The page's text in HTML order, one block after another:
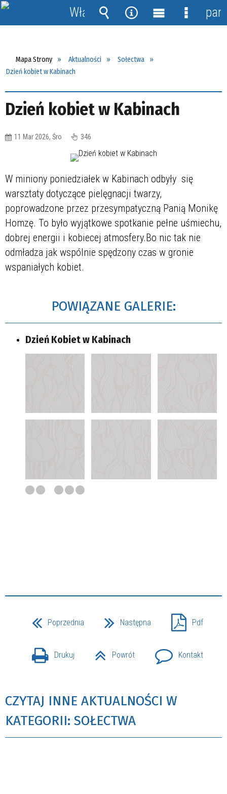
Mapa Strony Aktualności
Sołectwa
Dzień kobiet w Kabinach
Dzień kobiet w Kabinach
11 Mar 2026, Śro 346
W miniony poniedziałek w Kabinach odbyły się
warsztaty dotyczące pielęgnacji twarzy,
poprowadzone przez przesympatyczną Panią Monikę
Homzę. To było wyjątkowe spotkanie pełne uśmiechu,
dobrej energii i kobiecej atmosfery.Bo nic tak nie
odmładza jak wspólnie spędzony czas w gronie
wspaniałych kobiet.
POWIĄZANE GALERIE:
Dzień Kobiet w Kabinach
Poprzednia Następna Pdf
Drukuj Powrót Kontakt
CZYTAJ INNE AKTUALNOŚCI W
KATEGORII: SOŁECTWA
Włącz
powiadomienia
Wyszukiwarka
Narzędzia
MenuMenu